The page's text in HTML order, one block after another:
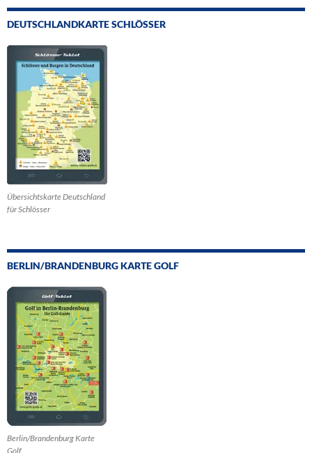
DEUTSCHLANDKARTE SCHLÖSSER
Übersichtskarte Deutschland
für Schlösser
BERLIN/BRANDENBURG KARTE GOLF
Berlin/Brandenburg Karte
Golf